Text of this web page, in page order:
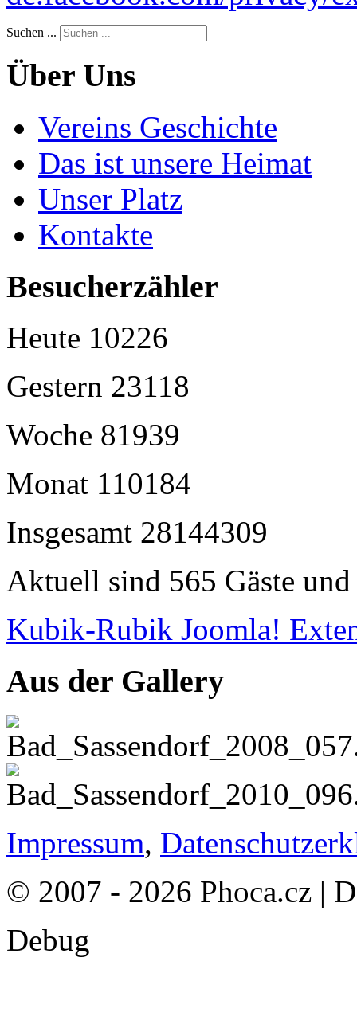
Suchen ...
Über Uns
Vereins Geschichte
Das ist unsere Heimat
Unser Platz
Kontakte
Besucherzähler
Heute 10226
Gestern 23118
Woche 81939
Monat 110184
Insgesamt 28144309
Aktuell sind 565 Gäste
Kubik-Rubik Joomla!
Aus der Gallery
Impressum,
© 2007 - 2026 Phoca.cz |
Debug